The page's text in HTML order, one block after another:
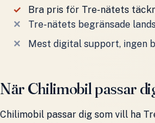
Bra pris för Tre-nätets
Tre-nätets begränsade
Mest digital support, ingen
När Chilimobil passar
Chilimobil passar dig som vill ha